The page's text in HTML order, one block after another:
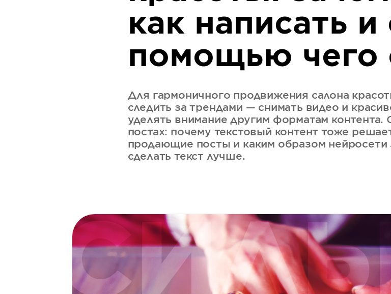
как написать и
помощью чего
Для гармоничного продвижения салона
следить за трендами — снимать видео и
уделять внимание другим форматам контента.
постах: почему текстовый контент тоже
продающие посты и каким образом нейросети
сделать текст лучше.